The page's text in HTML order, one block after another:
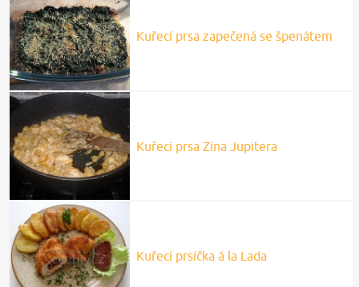
Kuřecí prsa zapečená se špenátem
Kuřecí prsa Zina Jupitera
Kuřecí prsíčka á la Lada